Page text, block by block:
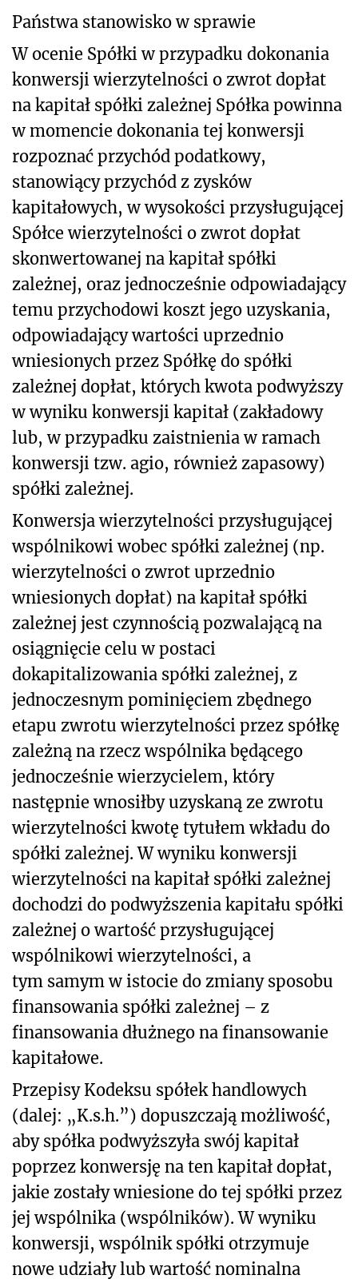
Państwa stanowisko w sprawie
W ocenie Spółki w przypadku dokonania
konwersji wierzytelności o zwrot dopłat
na kapitał spółki zależnej Spółka powinna
w momencie dokonania tej konwersji
rozpoznać przychód podatkowy,
stanowiący przychód z zysków
kapitałowych, w wysokości przysługującej
Spółce wierzytelności o zwrot dopłat
skonwertowanej na kapitał spółki
zależnej, oraz jednocześnie odpowiadający
temu przychodowi koszt jego uzyskania,
odpowiadający wartości uprzednio
wniesionych przez Spółkę do spółki
zależnej dopłat, których kwota podwyższy
w wyniku konwersji kapitał (zakładowy
lub, w przypadku zaistnienia w ramach
konwersji tzw. agio, również zapasowy)
spółki zależnej.
Konwersja wierzytelności przysługującej
wspólnikowi wobec spółki zależnej (np.
wierzytelności o zwrot uprzednio
wniesionych dopłat) na kapitał spółki
zależnej jest czynnością pozwalającą na
osiągnięcie celu w postaci
dokapitalizowania spółki zależnej, z
jednoczesnym pominięciem zbędnego
etapu zwrotu wierzytelności przez spółkę
zależną na rzecz wspólnika będącego
jednocześnie wierzycielem, który
następnie wnosiłby uzyskaną ze zwrotu
wierzytelności kwotę tytułem wkładu do
spółki zależnej. W wyniku konwersji
wierzytelności na kapitał spółki zależnej
dochodzi do podwyższenia kapitału spółki
zależnej o wartość przysługującej
wspólnikowi wierzytelności, a
tym samym w istocie do zmiany sposobu
finansowania spółki zależnej – z
finansowania dłużnego na finansowanie
kapitałowe.
Przepisy Kodeksu spółek handlowych
(dalej: „K.s.h.”) dopuszczają możliwość,
aby spółka podwyższyła swój kapitał
poprzez konwersję na ten kapitał dopłat,
jakie zostały wniesione do tej spółki przez
jej wspólnika (wspólników). W wyniku
konwersji, wspólnik spółki otrzymuje
nowe udziały lub wartość nominalna